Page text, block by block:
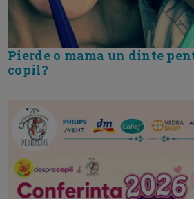
Pierde o mama un dinte
copil?